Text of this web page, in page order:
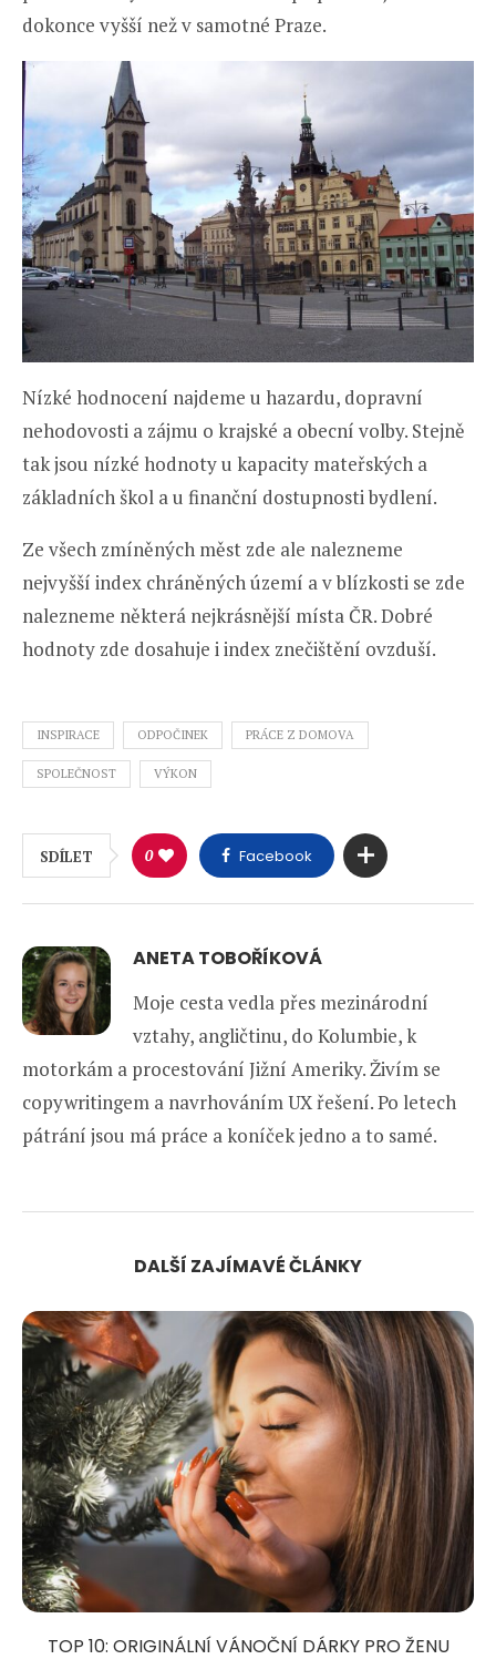
dokonce vyšší než v samotné Praze.
Nízké hodnocení najdeme u hazardu, dopravní
nehodovosti a zájmu o krajské a obecní volby. Stejně
tak jsou nízké hodnoty u kapacity mateřských a
základních škol a u finanční dostupnosti bydlení.
Ze všech zmíněných měst zde ale nalezneme
nejvyšší index chráněných území a v blízkosti se zde
nalezneme některá nejkrásnější místa ČR. Dobré
hodnoty zde dosahuje i index znečištění ovzduší.
INSPIRACE ODPOČINEK PRÁCE Z DOMOVA
SPOLEČNOST VÝKON
SDÍLET 0 Facebook
ANETA TOBOŘÍKOVÁ
Moje cesta vedla přes mezinárodní
vztahy, angličtinu, do Kolumbie, k
motorkám a procestování Jižní Ameriky. Živím se
copywritingem a navrhováním UX řešení. Po letech
pátrání jsou má práce a koníček jedno a to samé.
DALŠÍ ZAJÍMAVÉ ČLÁNKY
TOP 10: ORIGINÁLNÍ VÁNOČNÍ DÁRKY PRO ŽENU